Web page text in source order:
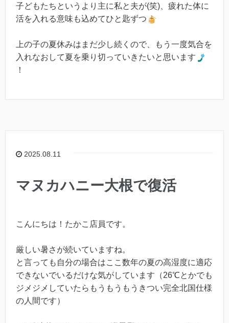
子どもたちというより主に私と夫が(笑)、疲れた体に
活を入れる意味も込めてひと匙ずつ
上の子の夏休みはまだ少し続くので、もう一度気合を
入れなおして夏を乗り切っていきたいと思います
！
2025.08.11
マヌカハニー大根で復活
こんにちは！たかこ店員です。
厳しい暑さが続いていますね。
と言っても自分の場合はここ数年の夏の高湿度に適応
できないでいるだけな気がしています（26℃とかでも
ジメジメしていたらもうもうもうきつい完全北国仕様
の人間です）